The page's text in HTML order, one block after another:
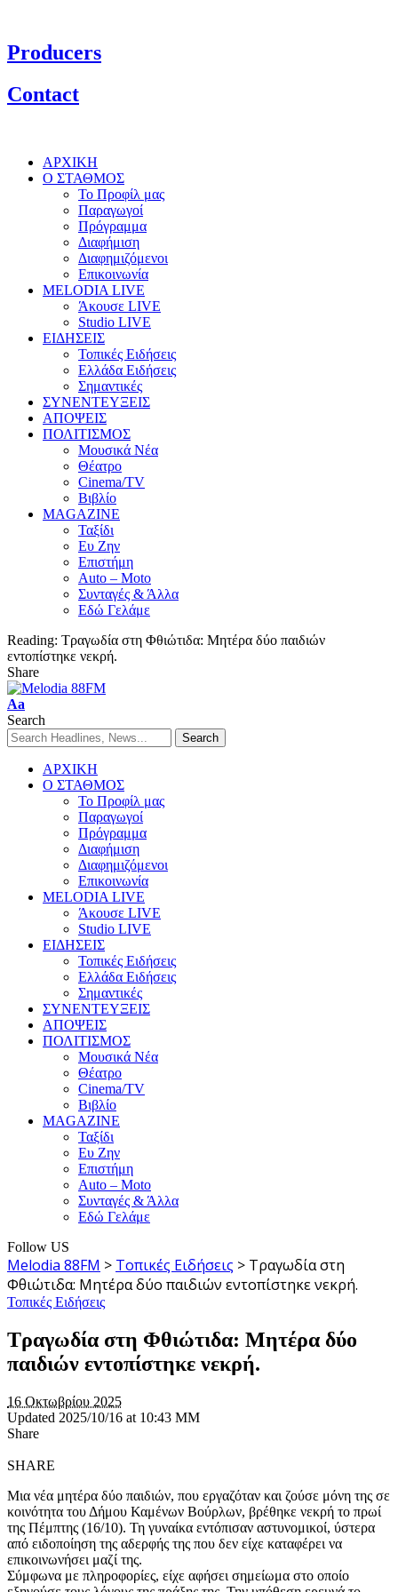
Producers
Contact
ΑΡΧΙΚΗ
Ο ΣΤΑΘΜΟΣ
Το Προφίλ μας
Παραγωγοί
Πρόγραμμα
Διαφήμιση
Διαφημιζόμενοι
Επικοινωνία
MELODIA LIVE
Άκουσε LIVE
Studio LIVE
ΕΙΔΗΣΕΙΣ
Τοπικές Ειδήσεις
Ελλάδα Ειδήσεις
Σημαντικές
ΣΥΝΕΝΤΕΥΞΕΙΣ
ΑΠΟΨΕΙΣ
ΠΟΛΙΤΙΣΜΟΣ
Μουσικά Νέα
Θέατρο
Cinema/TV
Βιβλίο
MAGAZINE
Ταξίδι
Ευ Ζην
Επιστήμη
Auto – Moto
Συνταγές & Άλλα
Εδώ Γελάμε
Reading: Τραγωδία στη Φθιώτιδα: Μητέρα δύο παιδιών
εντοπίστηκε νεκρή.
Share
Aa
Search
ΑΡΧΙΚΗ
Ο ΣΤΑΘΜΟΣ
Το Προφίλ μας
Παραγωγοί
Πρόγραμμα
Διαφήμιση
Διαφημιζόμενοι
Επικοινωνία
MELODIA LIVE
Άκουσε LIVE
Studio LIVE
ΕΙΔΗΣΕΙΣ
Τοπικές Ειδήσεις
Ελλάδα Ειδήσεις
Σημαντικές
ΣΥΝΕΝΤΕΥΞΕΙΣ
ΑΠΟΨΕΙΣ
ΠΟΛΙΤΙΣΜΟΣ
Μουσικά Νέα
Θέατρο
Cinema/TV
Βιβλίο
MAGAZINE
Ταξίδι
Ευ Ζην
Επιστήμη
Auto – Moto
Συνταγές & Άλλα
Εδώ Γελάμε
Follow US
Melodia 88FM > Τοπικές Ειδήσεις > Τραγωδία στη
Φθιώτιδα: Μητέρα δύο παιδιών εντοπίστηκε νεκρή.
Τοπικές Ειδήσεις
Τραγωδία στη Φθιώτιδα: Μητέρα δύο
παιδιών εντοπίστηκε νεκρή.
16 Οκτωβρίου 2025
Updated 2025/10/16 at 10:43 ΜΜ
Share
SHARE
Μια νέα μητέρα δύο παιδιών, που εργαζόταν και ζούσε μόνη της σε
κοινότητα του Δήμου Καμένων Βούρλων, βρέθηκε νεκρή το πρωί
της Πέμπτης (16/10). Τη γυναίκα εντόπισαν αστυνομικοί, ύστερα
από ειδοποίηση της αδερφής της που δεν είχε καταφέρει να
επικοινωνήσει μαζί της.
Σύμφωνα με πληροφορίες, είχε αφήσει σημείωμα στο οποίο